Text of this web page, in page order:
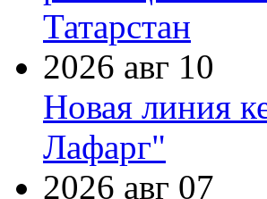
Татарстан
2026 авг 10
Новая линия
Лафарг"
2026 авг 07